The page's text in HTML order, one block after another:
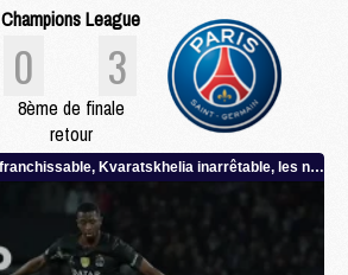
Champions League
0 3
8ème de finale
retour